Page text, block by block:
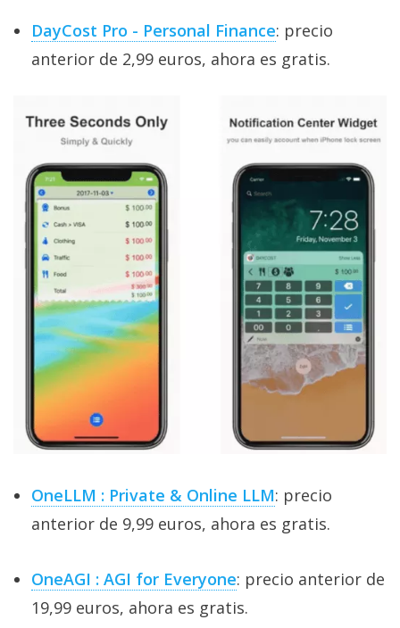
DayCost Pro - Personal Finance: precio
anterior de 2,99 euros, ahora es gratis.
OneLLM : Private & Online LLM: precio
anterior de 9,99 euros, ahora es gratis.
OneAGI : AGI for Everyone: precio anterior de
19,99 euros, ahora es gratis.